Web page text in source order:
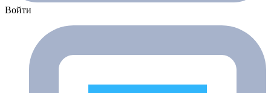
Войти